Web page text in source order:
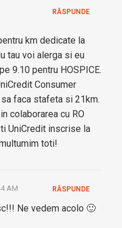
km dedicate la
tau voi alerga si eu
9.10 pentru HOSPICE.
Consumer
sa faca stafeta si 21km.
colaborarea cu RO
UniCredit inscrise la
toti!
RĂSPUNDE
AM
Ne vedem acolo 🙂
RĂSPUNDE